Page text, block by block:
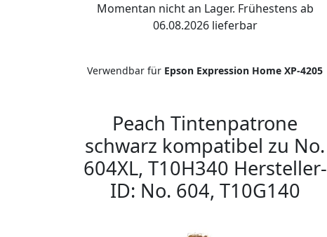
Momentan nicht an Lager. Frühestens ab
06.08.2026 lieferbar
Verwendbar für Epson Expression Home XP-4205
Peach Tintenpatrone
schwarz kompatibel zu No.
604XL, T10H340 Hersteller-
ID: No. 604, T10G140